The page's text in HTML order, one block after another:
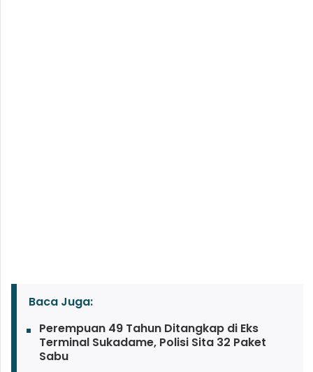
Baca Juga:
Perempuan 49 Tahun Ditangkap di Eks
Terminal Sukadame, Polisi Sita 32 Paket
Sabu